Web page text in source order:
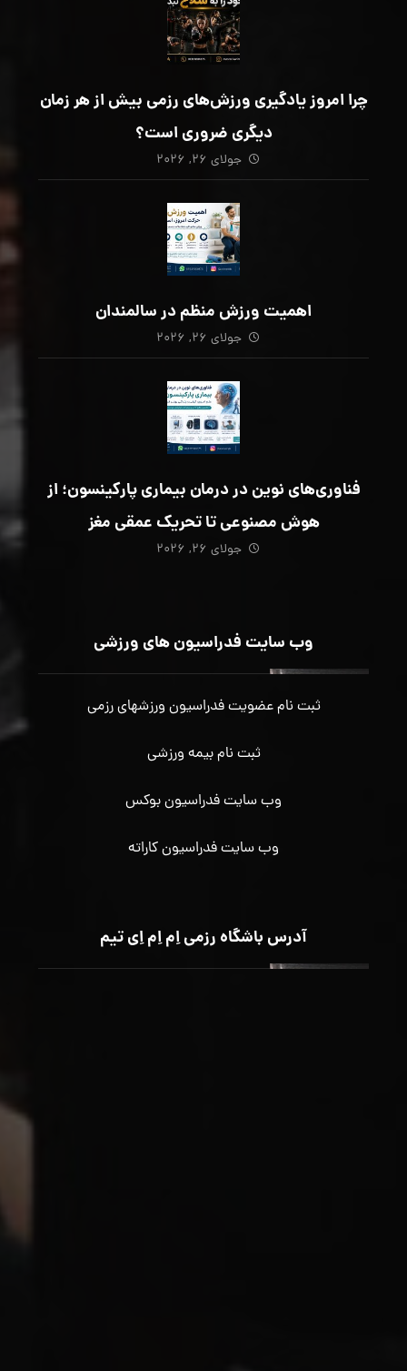
چرا امروز یادگیری ورزش‌های رزمی بیش از هر زمان
دیگری ضروری است؟
جولای ۲۶, ۲۰۲۶
اهمیت ورزش منظم در سالمندان
جولای ۲۶, ۲۰۲۶
فناوری‌های نوین در درمان بیماری پارکینسون؛ از
هوش مصنوعی تا تحریک عمقی مغز
جولای ۲۶, ۲۰۲۶
وب سایت فدراسیون های ورزشی
ثبت نام عضویت فدراسیون ورزشهای رزمی
ثبت نام بیمه ورزشی
وب سایت فدراسیون بوکس
وب سایت فدراسیون کاراته
آدرس باشگاه رزمی اِم اِم اِی تیم